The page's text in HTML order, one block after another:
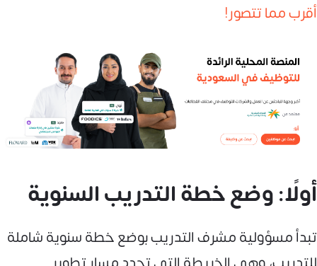
أقرب مما تتصور!
أولًا: وضع خطة التدريب السنوية
تبدأ مسؤولية مشرف التدريب بوضع خطة سنوية شاملة